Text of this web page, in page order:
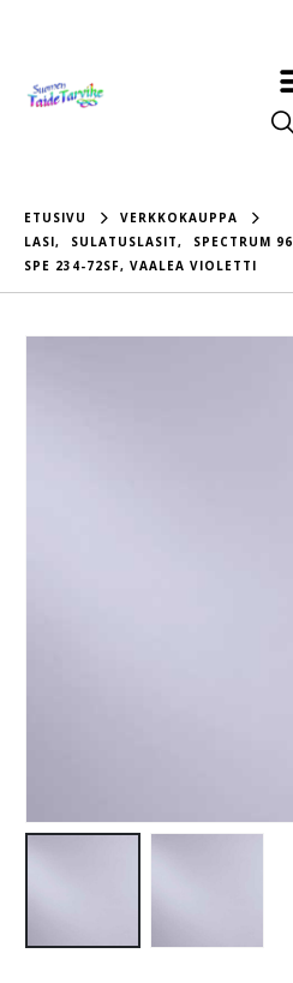
ETUSIVU
VERKKOKAUPPA
LASI, SULATUSLASIT,
SPECTRUM 96
SPE 234-72SF, VAALEA VIOLETTI